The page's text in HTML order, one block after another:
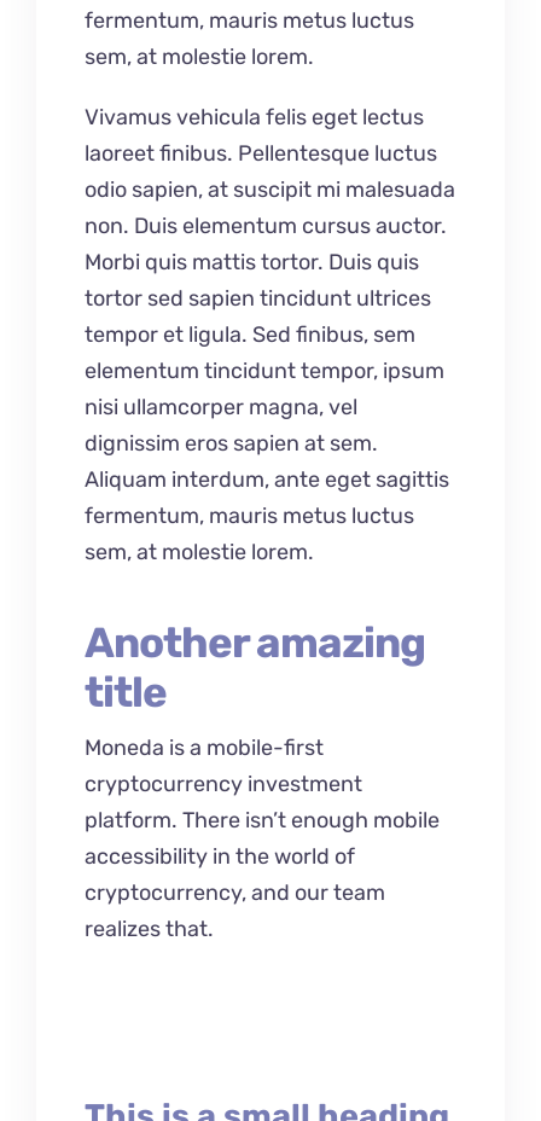
fermentum, mauris metus luctus
sem, at molestie lorem.
Vivamus vehicula felis eget lectus
laoreet finibus. Pellentesque luctus
odio sapien, at suscipit mi malesuada
non. Duis elementum cursus auctor.
Morbi quis mattis tortor. Duis quis
tortor sed sapien tincidunt ultrices
tempor et ligula. Sed finibus, sem
elementum tincidunt tempor, ipsum
nisi ullamcorper magna, vel
dignissim eros sapien at sem.
Aliquam interdum, ante eget sagittis
fermentum, mauris metus luctus
sem, at molestie lorem.
Another amazing
title
Moneda is a mobile-first
cryptocurrency investment
platform. There isn’t enough mobile
accessibility in the world of
cryptocurrency, and our team
realizes that.